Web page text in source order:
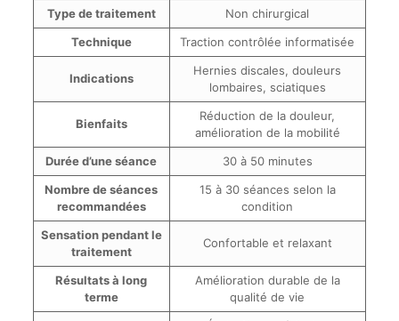
Type de traitement
Non chirurgical
Technique
Traction contrôlée informatisée
Indications
Hernies discales, douleurs
lombaires, sciatiques
Bienfaits
Réduction de la douleur,
amélioration de la mobilité
Durée d’une séance
30 à 50 minutes
Nombre de séances
recommandées
15 à 30 séances selon la
condition
Sensation pendant le
traitement
Confortable et relaxant
Résultats à long
terme
Amélioration durable de la
qualité de vie